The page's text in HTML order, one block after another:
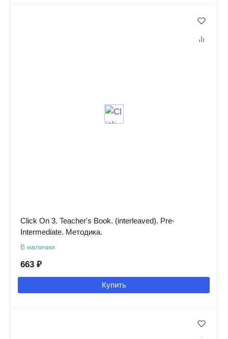
Click On 3. Teacher's Book. (interleaved). Pre-
Intermediate. Методика.
В наличии
663 ₽
Купить